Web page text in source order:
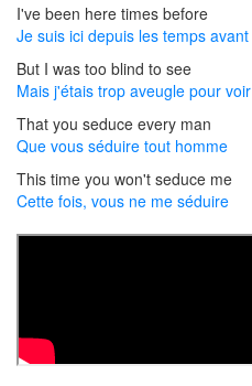
I've been here times before
Je suis ici depuis les temps avant
But I was too blind to see
Mais j'étais trop aveugle pour voir
That you seduce every man
Que vous séduire tout homme
This time you won't seduce me
Cette fois, vous ne me séduire